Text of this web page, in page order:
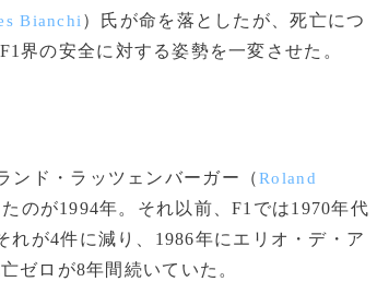
Bianchi ）氏が命を落としたが、死亡につ
界の安全に対する姿勢を一変させた。
ンド・ラッツェンバーガー（Roland
のが1994年。それ以前、F1では1970年代
が4件に減り、1986年にエリオ・デ・ア
ゼロが8年間続いていた。